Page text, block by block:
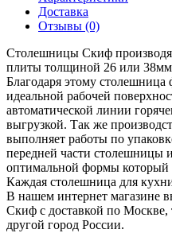
Доставка
Отзывы (0)
Столешницы Скиф
плиты толщиной 26 или 38мм
Благодаря этому
идеальной рабочей
автоматической линии
выгрузкой. Так же
выполняет работы по
передней части столешницы
оптимальной формы который
Каждая столешница для
В нашем интернет магазине
Скиф с доставкой по
другой город России.